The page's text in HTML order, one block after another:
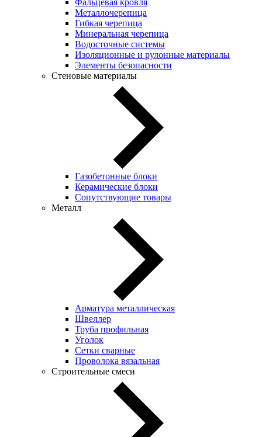
Металлочерепица
Гибкая черепица
Минеральная черепица
Водосточные системы
Изоляционные и рулонные материалы
Элементы безопасности
Стеновые материалы
Газобетонные блоки
Керамические блоки
Сопутствующие товары
Металл
Арматура металлическая
Швеллер
Труба профильная
Уголок
Сетки сварные
Проволока вязальная
Строительные смеси